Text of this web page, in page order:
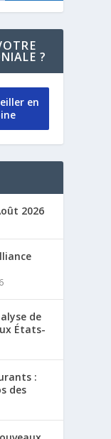
?
en
2026
de
États-
:
des